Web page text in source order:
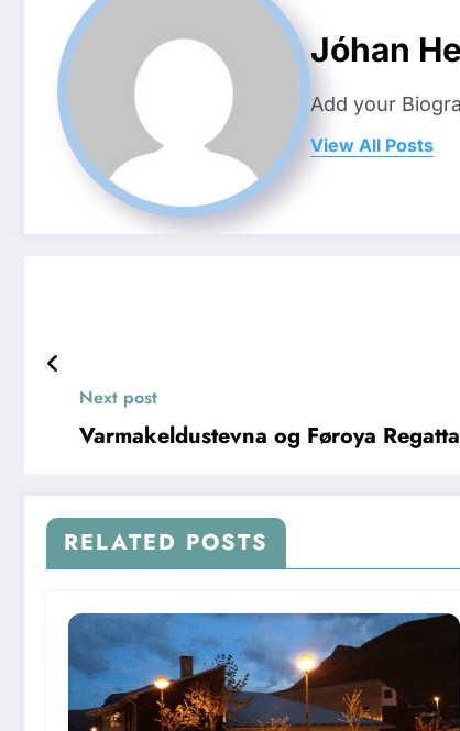
Jóhan
Add your
View All Posts
Next post
Varmakeldustevna og Føroya
RELATED POSTS